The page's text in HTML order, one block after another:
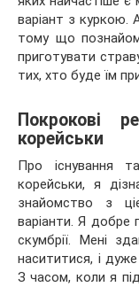
варіант з куркою.
тому що
приготувати
тих, хто буде їм
Покрокові
корейськи
Про існування
корейськи, я
знайомство з
варіанти. Я добре
скумбрії. Мені
насититися, і
З часом, коли я